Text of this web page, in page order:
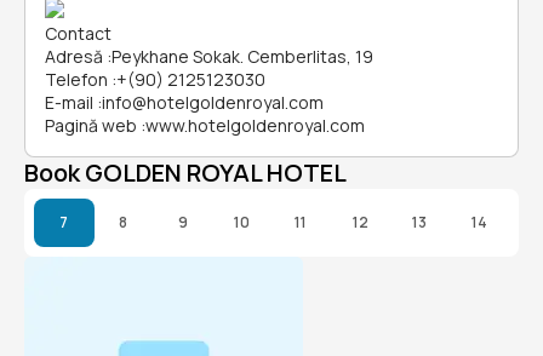
Contact
Adresă :Peykhane Sokak. Cemberlitas, 19
Telefon :+(90) 2125123030
E-mail :info@hotelgoldenroyal.com
Pagină web :www.hotelgoldenroyal.com
Book GOLDEN ROYAL HOTEL
7 8 9 10 11 12 13 14